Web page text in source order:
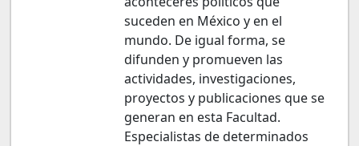
suceden en México y en el
mundo. De igual forma, se
difunden y promueven las
actividades, investigaciones,
proyectos y publicaciones que se
generan en esta Facultad.
Especialistas de determinados